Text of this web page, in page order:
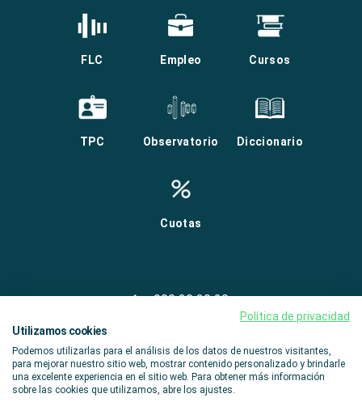
FLC Empleo Cursos
TPC Observatorio Diccionario
Cuotas
900 20 30 20
infocentro@fundacionlaboral.org
Política de privacidad
Utilizamos cookies
Podemos utilizarlas para el análisis de los datos de nuestros visitantes,
para mejorar nuestro sitio web, mostrar contenido personalizado y brindarle
una excelente experiencia en el sitio web. Para obtener más información
sobre las cookies que utilizamos, abre los ajustes.